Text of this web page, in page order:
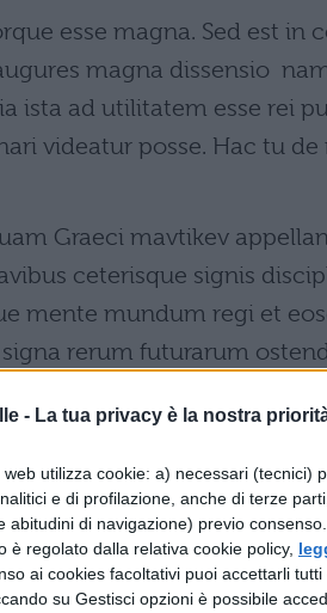
- La tua privacy è la nostra
utilizza cookie: a) necessari (tecnici)
e di profilazione, anche di terze
abitudini di navigazione) previo consenso.
è regolato dalla relativa cookie policy,
ai cookies facoltativi puoi accettarli
su Gestisci opzioni è possibile
esse magna. Sed est in
magna dissensio 
ista ad utilitatem esse rei
videatur posse. Hac tu
Graeci mavtikev
ceterisque signis
mente mundum regi et
rerum futurarum
tutto ciò è importante;
àuguri migliori, Marcello ed
libri -, sostenendo l'uno